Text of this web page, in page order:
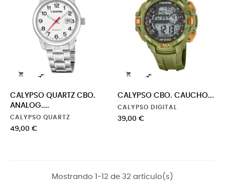
 
CALYPSO QUARTZ CBO.
ANALOG....
CALYPSO QUARTZ
Precio
49,00 €
 
CALYPSO CBO. CAUCHO...
CALYPSO DIGITAL
Precio
39,00 €
Mostrando 1-12 de 32 artículo(s)